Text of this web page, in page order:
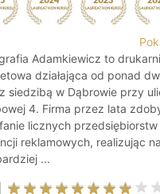
Adamkiewicz to
działająca od ponad
siedzibą w Dąbrowie przy
4. Firma przez lata
licznych przedsiębiorstw
reklamowych, realizując
...